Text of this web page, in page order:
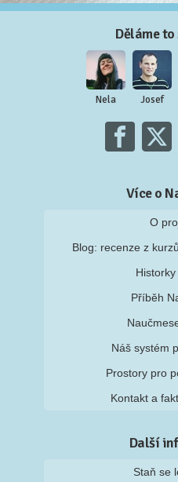
Děláme
Nela Josef
Více o
O
Blog: recenze z
Příběh
Náš systém
Prostory pro
Kontakt a
Další
Staň se